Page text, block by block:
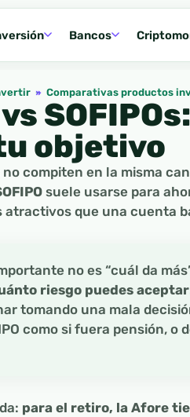
Bancos
» Comparativas productos
objetivo
no compiten en la misma
suele usarse para
atractivos que una cuenta
no es “cuál da
riesgo puedes aceptar
tomando una mala
como si fuera pensión,
para el retiro, la Afore